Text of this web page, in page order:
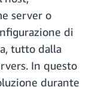
server o
di
tutto dalla
In questo
durante